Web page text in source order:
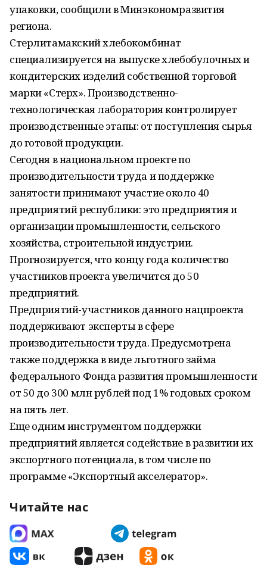
упаковки, сообщили в Минэкономразвития
региона.
Стерлитамакский хлебокомбинат
специализируется на выпуске хлебобулочных и
кондитерских изделий собственной торговой
марки «Стерх». Производственно-
технологическая лаборатория контролирует
производственные этапы: от поступления сырья
до готовой продукции.
Сегодня в национальном проекте по
производительности труда и поддержке
занятости принимают участие около 40
предприятий республики: это предприятия и
организации промышленности, сельского
хозяйства, строительной индустрии.
Прогнозируется, что концу года количество
участников проекта увеличится до 50
предприятий.
Предприятий-участников данного нацпроекта
поддерживают эксперты в сфере
производительности труда. Предусмотрена
также поддержка в виде льготного займа
федерального Фонда развития промышленности
от 50 до 300 млн рублей под 1% годовых сроком
на пять лет.
Еще одним инструментом поддержки
предприятий является содействие в развитии их
экспортного потенциала, в том числе по
программе «Экспортный акселератор».
Читайте нас